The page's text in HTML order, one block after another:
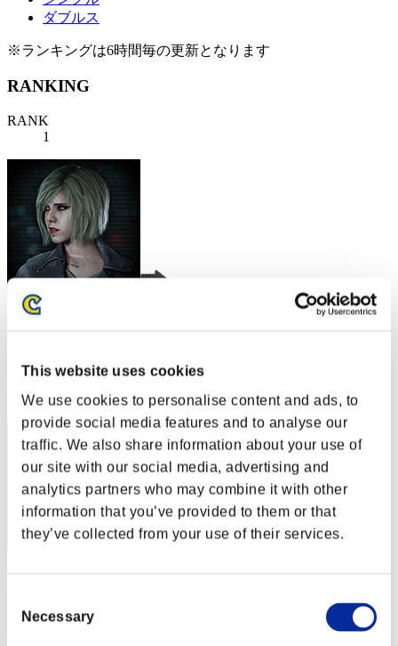
This website uses cookies
We use cookies to personalise content and ads, to
provide social media features and to analyse our
traffic. We also share information about your use of
our site with our social media, advertising and
analytics partners who may combine it with other
information that you’ve provided to them or that
they’ve collected from your use of their services.
Selection
Necessary
ダブルス
※ランキングは6時間毎の更新となります
RANKING
RANK
1
Hilda Guardian
RANK
1
SEBA
スコア:Lv:1/03'39"53